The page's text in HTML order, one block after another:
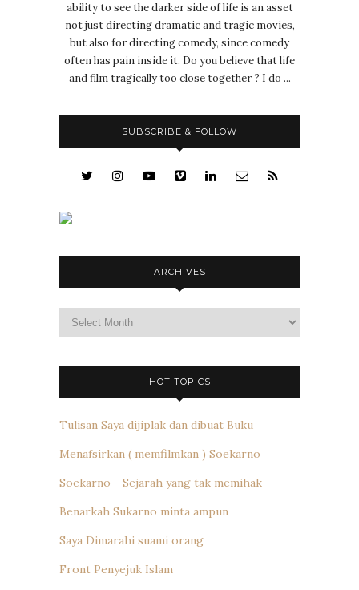
ability to see the darker side of life is an asset
not just directing dramatic and tragic movies,
but also for directing comedy, since comedy
often has pain inside it. Do you believe that life
and film tragically too close together ? I do ...
SUBSCRIBE & FOLLOW
ARCHIVES
HOT TOPICS
Tulisan Saya dijiplak dan dibuat Buku
Menafsirkan ( memfilmkan ) Soekarno
Soekarno - Sejarah yang tak memihak
Benarkah Sukarno minta ampun
Saya Dimarahi suami orang
Front Penyejuk Islam